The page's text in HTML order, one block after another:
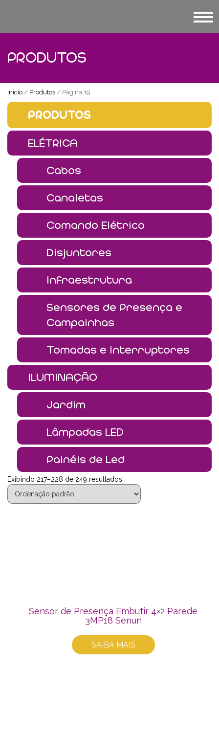
PRODUTOS
Início / Produtos / Página 19
PRODUTOS
ELÉTRICA
Cabos
Canaletas
Comando Elétrico
Disjuntores
Infraestrutura
Sensores de Presença e
Campainhas
Tomadas e Interruptores
ILUMINAÇÃO
Jardim
Lâmpadas LED
Painéis de Led
Exibindo 217–228 de 249 resultados
Sensor de Presença Embutir 4×2 Parede
3MP18 Senun
SAIBA MAIS